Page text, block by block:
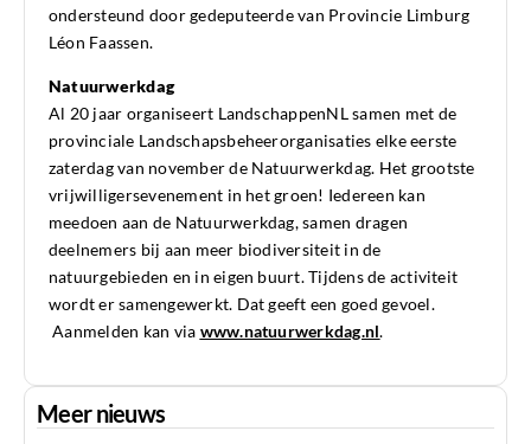
ondersteund door gedeputeerde van Provincie Limburg
Léon Faassen.
Natuurwerkdag
Al 20 jaar organiseert LandschappenNL samen met de
provinciale Landschapsbeheerorganisaties elke eerste
zaterdag van november de Natuurwerkdag. Het grootste
vrijwilligersevenement in het groen! Iedereen kan
meedoen aan de Natuurwerkdag, samen dragen
deelnemers bij aan meer biodiversiteit in de
natuurgebieden en in eigen buurt. Tijdens de activiteit
wordt er samengewerkt. Dat geeft een goed gevoel.
Aanmelden kan via www.natuurwerkdag.nl.
Meer nieuws